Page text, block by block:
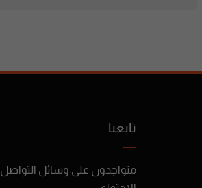
تابعنا
متواجدون على وسائل التواصل